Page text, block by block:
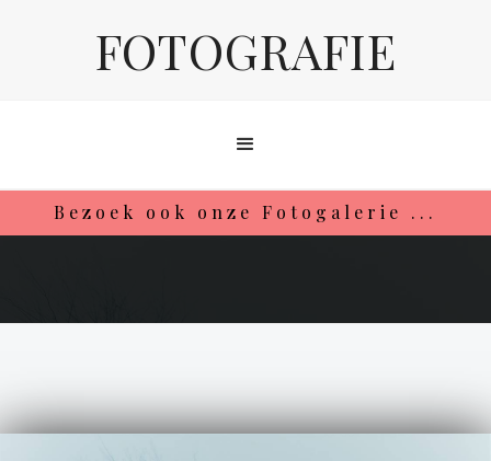
FOTOGRAFIE
Bezoek ook onze Fotogalerie ...